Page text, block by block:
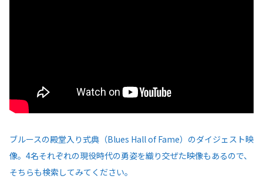
ブルースの殿堂入り式典（Blues Hall of Fame）のダイジェスト映
像。4名それぞれの現役時代の勇姿を織り交ぜた映像もあるので、
そちらも検索してみてください。